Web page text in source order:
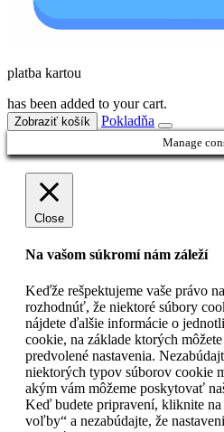
platba kartou
has been added to your cart.
Zobraziť košík Pokladňa
Manage
Close
Na vašom súkromí nám záleží
Keďže rešpektujeme vaše právo
rozhodnúť, že niektoré súbory
nájdete ďalšie informácie o
cookie, na základe ktorých
predvolené nastavenia.
niektorých typov súborov cookie
akým vám môžeme poskytovať
Keď budete pripravení, kliknite
voľby“ a nezabúdajte, že